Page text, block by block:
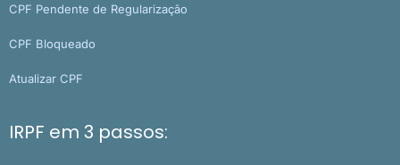
CPF Pendente de Regularização
CPF Bloqueado
Atualizar CPF
IRPF em 3 passos: